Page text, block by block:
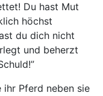
Du hast Mut
höchst
du dich nicht
und beherzt
Pferd neben sie